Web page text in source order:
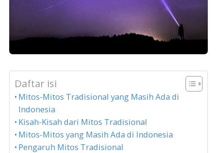
Daftar isi
Mitos-Mitos Tradisional yang Masih Ada di
Indonesia
Kisah-Kisah dari Mitos Tradisional
Mitos-Mitos yang Masih Ada di Indonesia
Pengaruh Mitos Tradisional